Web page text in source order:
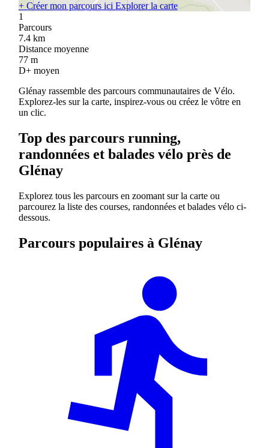
+Créer mon parcours ici Explorer la carte
1
Parcours
7.4 km
Distance moyenne
77 m
D+ moyen
Glénay rassemble des parcours communautaires de Vélo.
Explorez-les sur la carte, inspirez-vous ou créez le vôtre en
un clic.
Top des parcours running,
randonnées et balades vélo près de
Glénay
Explorez tous les parcours en zoomant sur la carte ou
parcourez la liste des courses, randonnées et balades vélo ci-
dessous.
Parcours populaires à Glénay